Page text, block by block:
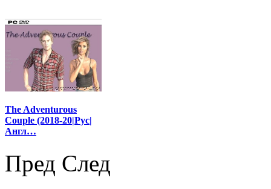
The Adventurous
Couple (2018-20|Рус|
Англ…
Пред След